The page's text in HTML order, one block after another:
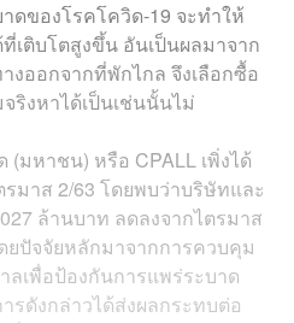
ดของโรคโควิด-19 จะทำให้
เติบโตสูงขึ้น อันเป็นผลมาจาก
งออกจากที่พักไกล จึงเลือกซื้อ
ริงหาได้เป็นเช่นนั้นไม่
มหาชน) หรือ CPALL เพิ่งได้
มาส 2/63 โดยพบว่าบริษัทและ
ล้านบาท ลดลงจากไตรมาส
ยปัจจัยหลักมาจากการควบคุม
ลเพื่อป้องกันการแพร่ระบาด
รดังกล่าวได้ส่งผลกระทบต่อ